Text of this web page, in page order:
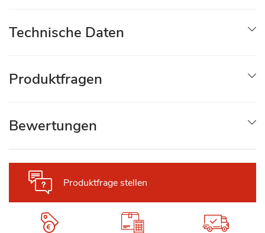
Produktfrage stellen
Technische Daten
Produktfragen
Bewertungen